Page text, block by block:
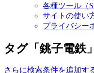
各種ツール（
サイトの使い
プライバシー
タグ「銚子電鉄
さらに検索条件を追加す